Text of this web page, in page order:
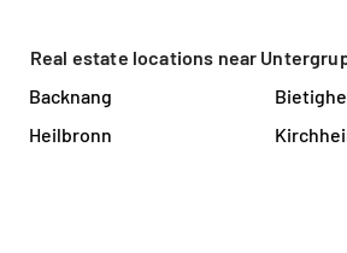
Real estate locations near
Backnang
Heilbronn